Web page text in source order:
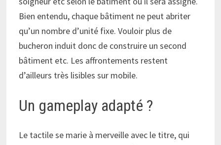
Bien entendu, chaque bâtiment ne peut abriter
qu’un nombre d’unité fixe. Vouloir plus de
bucheron induit donc de construire un second
bâtiment etc. Les affrontements restent
d’ailleurs très lisibles sur mobile.
Un gameplay adapté ?
Le tactile se marie à merveille avec le titre, qui